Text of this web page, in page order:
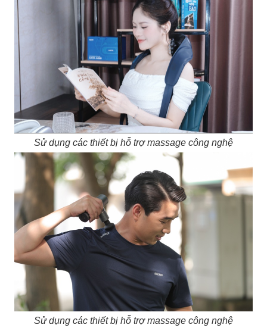
Sử dụng các thiết bị hỗ trợ massage công nghệ
Sử dụng các thiết bị hỗ trợ massage công nghệ